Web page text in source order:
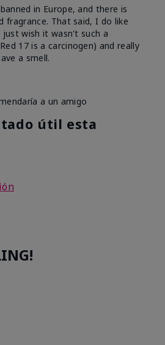
in Europe, and there is
fragrance. That said, I do like
wish it wasn't such a
17 is a carcinogen) and really
a smell.
a un amigo
útil esta